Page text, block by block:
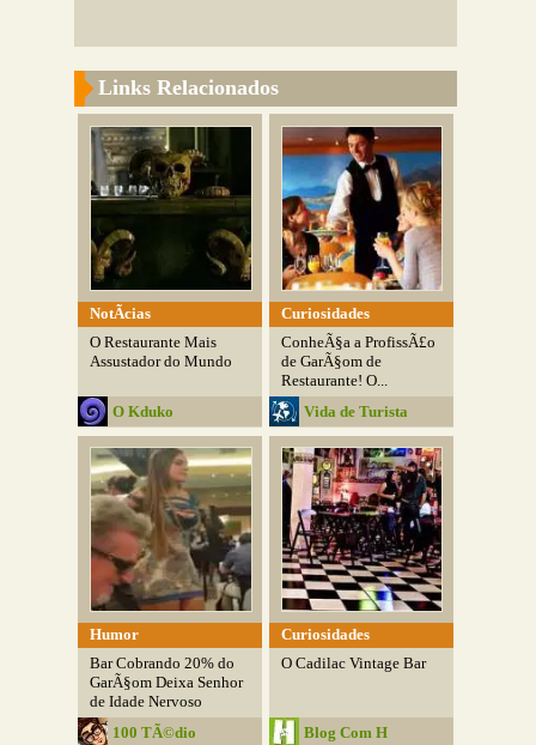
Links Relacionados
NotÃ­cias
O Restaurante Mais
Assustador do Mundo
O Kduko
Curiosidades
ConheÃ§a a ProfissÃ£o
de GarÃ§om de
Restaurante! O...
Vida de Turista
Humor
Bar Cobrando 20% do
GarÃ§om Deixa Senhor
de Idade Nervoso
100 TÃ©dio
Curiosidades
O Cadilac Vintage Bar
Blog Com H